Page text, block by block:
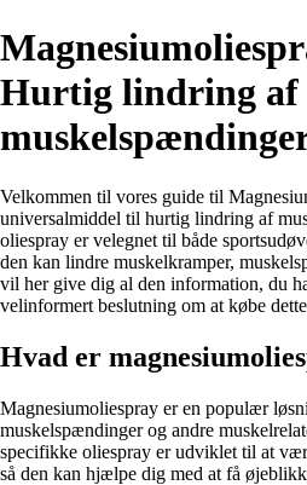
Hurtig lindring af
Velkommen til vores guide til
universalmiddel til hurtig lindring af
oliespray er velegnet til både
den kan lindre muskelkramper,
vil her give dig al den information, du
velinformert beslutning om at købe
Hvad er
Magnesiumoliespray er en populær
muskelspændinger og andre
specifikke oliespray er udviklet til at
så den kan hjælpe dig med at få